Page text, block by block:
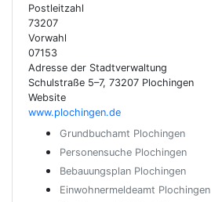
Postleitzahl
73207
Vorwahl
07153
Adresse der Stadtverwaltung
Schulstraße 5–7, 73207 Plochingen
Website
www.plochingen.de
Grundbuchamt Plochingen
Personensuche Plochingen
Bebauungsplan Plochingen
Einwohnermeldeamt Plochingen